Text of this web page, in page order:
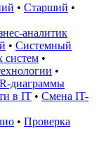
• Старший •
аналитик
• Системный
систем •
•
диаграммы
в IT • Смена IT-
• Проверка